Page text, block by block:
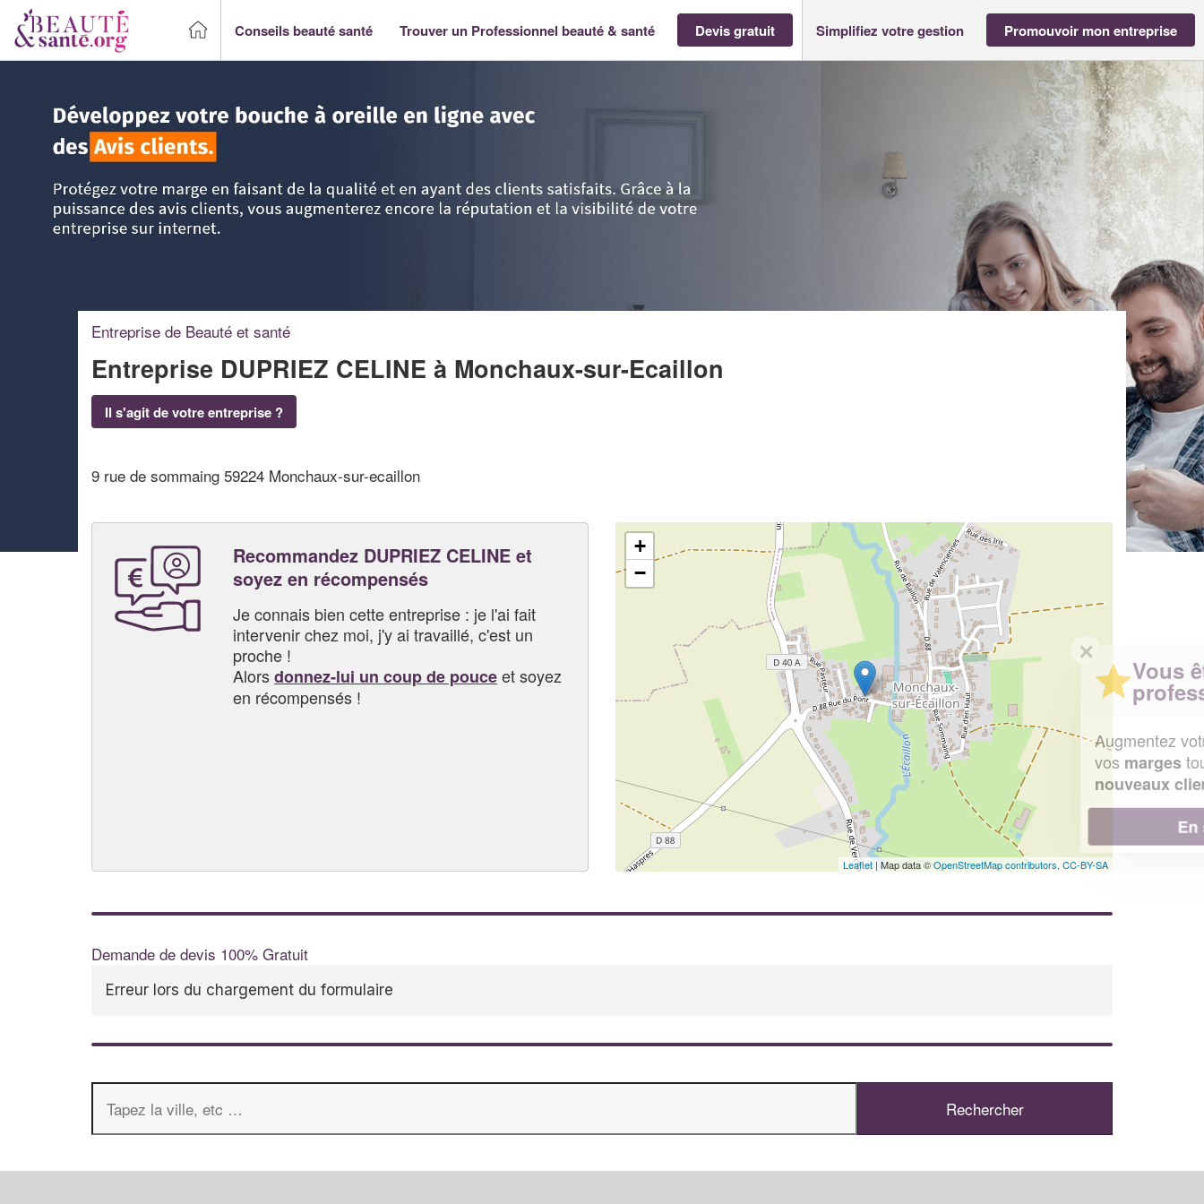
Conseils beauté santé Trouver un Professionnel beauté & santé Devis gratuit Simplifiez votre gestion Promouvoir mon entreprise
Entreprise de Beauté et santé
Entreprise DUPRIEZ CELINE à Monchaux-sur-Ecaillon
Il s'agit de votre entreprise ?
9 rue de sommaing 59224 Monchaux-sur-ecaillon
Recommandez DUPRIEZ CELINE et
soyez en récompensés
Je connais bien cette entreprise : je l'ai fait
intervenir chez moi, j'y ai travaillé, c'est un
proche !
Alorsdonnez-lui un coup de pouceet soyez
en récompensés !
+
−
Leaflet | Map data ©OpenStreetMap contributors, CC-BY-SA
Demande de devis 100% Gratuit
Erreur lors du chargement du formulaire
✕
Vous êtes un
professionnel ?
Augmentez votrechiffre d'affaireset
vosmarges
tout en gagnant de
nouveaux clients
En savoir plus